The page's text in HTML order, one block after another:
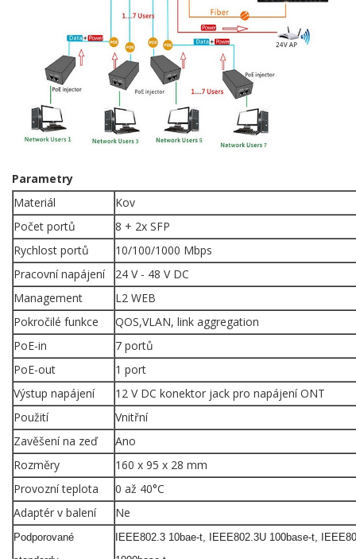
Parametry
Materiál
Kov
Počet portů
8 + 2x SFP
Rychlost portů
10/100/1000 Mbps
Pracovní napájení
24 V - 48 V DC
Management
L2 WEB
Pokročilé funkce
QOS,VLAN, link aggregation
PoE-in
7 portů
PoE-out
1 port
Výstup napájení
12 V DC konektor jack pro napájení ONT
Použití
Vnitřní
Zavěšení na zeď
Ano
Rozměry
160 x 95 x 28 mm
Provozní teplota
0 až 40°C
Adaptér v balení
Ne
Podporované
IEEE802.3 10bae-t, IEEE802.3U 100base-t,